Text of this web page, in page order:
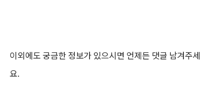
이외에도 궁금한 정보가 있으시면 언제든 댓글 남겨주세
요.